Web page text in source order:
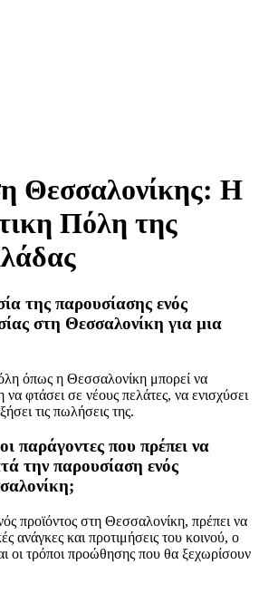
Θεσσαλονίκης: Η
Πόλη της
της παρουσίασης ενός
στη Θεσσαλονίκη για μια
όπως η Θεσσαλονίκη μπορεί να
να φτάσει σε νέους πελάτες, να ενισχύσει
τις πωλήσεις της.
παράγοντες που πρέπει να
την παρουσίαση ενός
προϊόντος στη Θεσσαλονίκη, πρέπει να
ανάγκες και προτιμήσεις του κοινού, ο
οι τρόποι προώθησης που θα ξεχωρίσουν